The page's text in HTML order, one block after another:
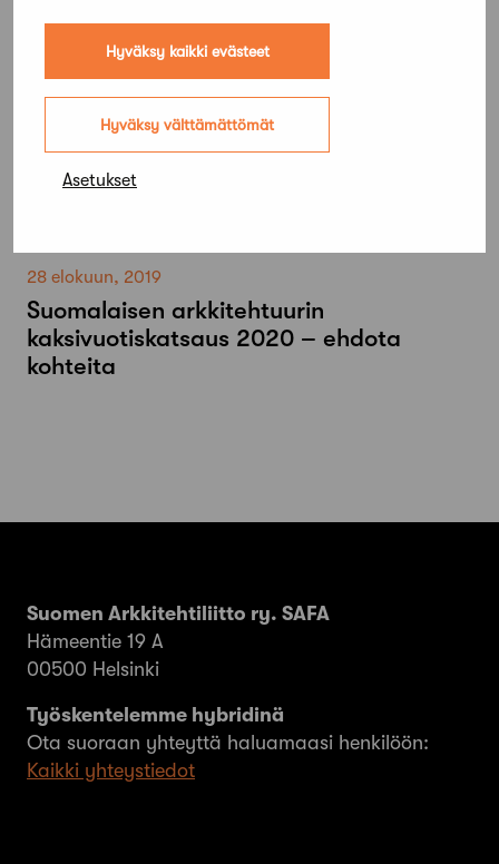
Hyväksy kaikki evästeet
Hyväksy välttämättömät
Asetukset
28 elokuun, 2019
Suomalaisen arkkitehtuurin
kaksivuotiskatsaus 2020 – ehdota
kohteita
Suomen Arkkitehtiliitto ry. SAFA
Hämeentie 19 A
00500 Helsinki
Työskentelemme hybridinä
Ota suoraan yhteyttä haluamaasi henkilöön:
Kaikki yhteystiedot